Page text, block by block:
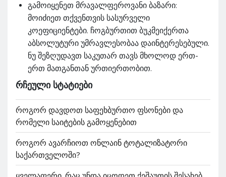
გამოიყენეთ მრავალფეროვანი ბაზარი:
მოიძიეთ თქვენთვის სასურველი
კოეფიციენტები. ჩოგბურთით ბუკმეიქერთა
აბსოლუტური უმრავლესობაა დაინტერესებული.
ნუ შეზღუდავთ საკუთარ თავს მხოლოდ ერთ-
ერთ მათგანთან ურთიერთობით.
ᲠᲩᲔᲣᲚᲘ ᲡᲢᲐᲢᲘᲔᲑᲘ
როგორ დავდოთ საფეხბურთო ფსონები და
რომელი საიტების გამოყენებით
როგორ ავარჩიოთ ონლაინ ტოტალიზატორი
საქართველოში?